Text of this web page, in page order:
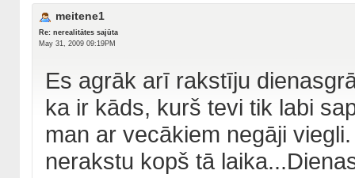
meitene1
Re: nerealitātes sajūta
May 31, 2009 09:19PM
Es agrāk arī rakstīju
ka ir kāds, kurš tevi tik labi
man ar vecākiem negāji
nerakstu kopš tā